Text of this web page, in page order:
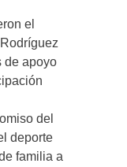
el
de apoyo
del
deporte
familia a